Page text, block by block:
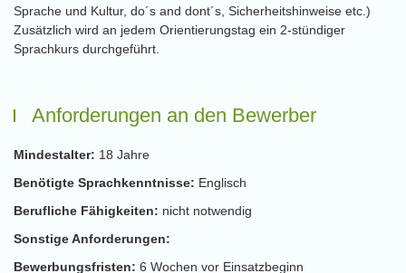
Sprache und Kultur, do´s and dont´s, Sicherheitshinweise etc.)
Zusätzlich wird an jedem Orientierungstag ein 2-stündiger
Sprachkurs durchgeführt.
Anforderungen an den Bewerber
Mindestalter: 18 Jahre
Benötigte Sprachkenntnisse: Englisch
Berufliche Fähigkeiten: nicht notwendig
Sonstige Anforderungen:
Bewerbungsfristen: 6 Wochen vor Einsatzbeginn